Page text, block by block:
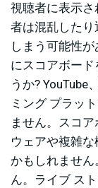
視聴者に表示
者は混乱した
しまう可能性
にスコアボー
うか? YouTube
ミング プラッ
ません。スコ
ウェアや複雑
かもしれませ
ん。ライブ ス